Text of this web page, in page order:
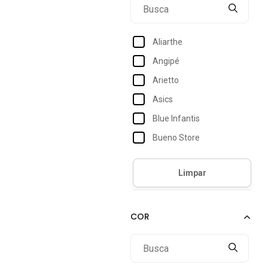
Aliarthe
Angipé
Arietto
Asics
Blue Infantis
Bueno Store
Crawling
Ferrazzi
Klin